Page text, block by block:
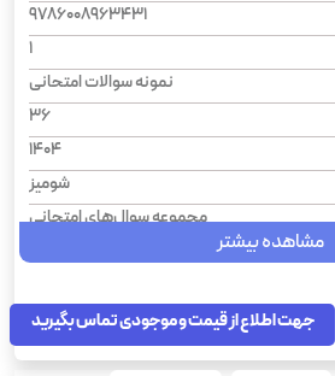
9786008963431
1
نمونه سوالات امتحانی
36
1404
شومیز
مجموعه سوال‌های امتحانی
دوازدهم
علوم انسانی
مشاهده بیشتر
جهت اطلاع از قیمت و موجودی تماس بگیرید